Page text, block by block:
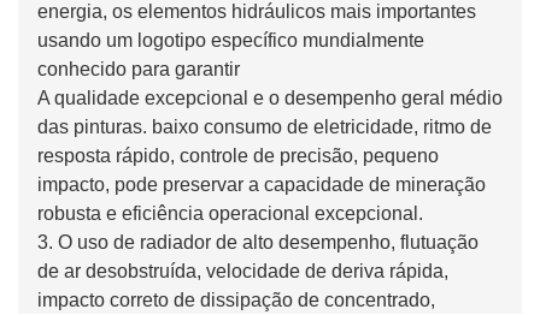
energia, os elementos hidráulicos mais importantes
usando um logotipo específico mundialmente
conhecido para garantir
A qualidade excepcional e o desempenho geral médio
das pinturas. baixo consumo de eletricidade, ritmo de
resposta rápido, controle de precisão, pequeno
impacto, pode preservar a capacidade de mineração
robusta e eficiência operacional excepcional.
3. O uso de radiador de alto desempenho, flutuação
de ar desobstruída, velocidade de deriva rápida,
impacto correto de dissipação de concentrado,